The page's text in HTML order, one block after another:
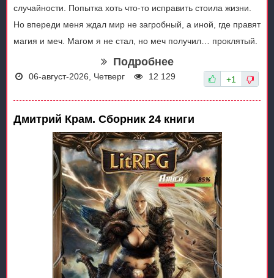
случайности. Попытка хоть что-то исправить стоила жизни.
Но впереди меня ждал мир не загробный, а иной, где правят
магия и меч. Магом я не стал, но меч получил… проклятый.
Подробнее
06-август-2026, Четверг 12 129 +1
Дмитрий Крам. Сборник 24 книги